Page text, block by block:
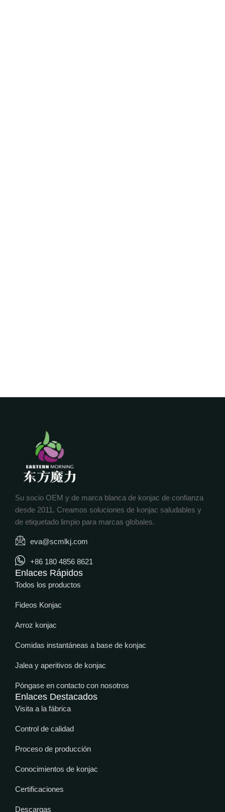
Su socio OEM y de marca blanca de konjac de confianza
desde 2011. Creamos soluciones de konjac saludables y
de etiquetado limpio para marcas globales.
eva@scmlkj.com
+86 180 4856 8621
Enlaces Rápidos
Todos los productos
Fideos Konjac
Arroz konjac
Comidas instantáneas a base de konjac
Jalea y aperitivos de konjac
Póngase en contacto con nosotros
Enlaces Destacados
Visita a la fábrica
Control de calidad
Proceso de producción
Conocimientos de konjac
Certificaciones
Descargas